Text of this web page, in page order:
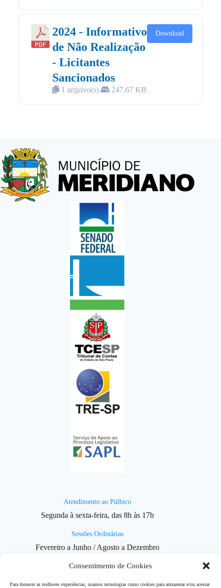
Consentimento de Cookies
Para fornecer as melhores experiências, usamos tecnologias como cookies para armazenar e/ou acessar
2024 - Informativo
de Não Realização
- Licitantes
Sancionados
1 arquivo(s) 247.67 KB
Download
Atendimento ao Púlbico
Segunda à sexta-feira, das 8h às 17h
Sessões Ordinárias
Fevereiro a Junho / Agosto a Dezembro
1ª e 3ª segundas-feiras, às 18h